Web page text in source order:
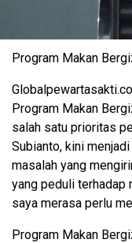
Program Makan
Program Makan
salah satu prioritas
Subianto, kini
masalah yang
yang peduli terhadap
saya merasa perlu
Program Makan